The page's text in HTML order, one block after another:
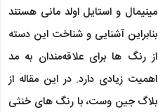
مینیمال و استایل اولد مانی هستند
بنابراین آشنایی و شناخت این دسته
از رنگ ها برای علاقه‌مندان به مد
اهمیت زیادی دارد. در این مقاله از
بلاگ جین وست، با رنگ های خنثی